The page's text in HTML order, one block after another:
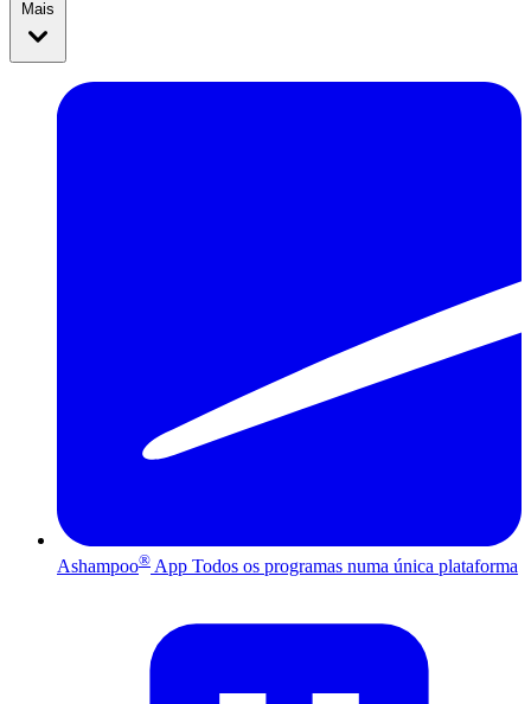
Mais
Ashampoo® App Todos os programas numa única plataforma